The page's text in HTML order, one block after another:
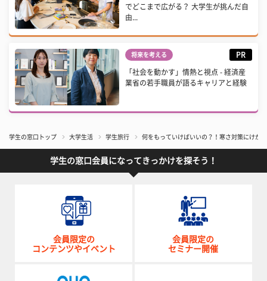
でどこまで広がる？ 大学生が挑んだ自
由...
将来を考える PR
「社会を動かす」情熱と視点 - 経済産
業省の若手職員が語るキャリアと経験
学生の窓口トップ 大学生活 学生旅行 何をもっていけばいいの？！寒さ対策にけが
学生の窓口会員になってきっかけを探そう！
会員限定の
コンテンツやイベント
会員限定の
セミナー開催